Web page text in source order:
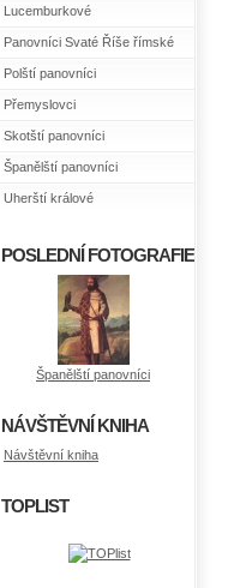
Lucemburkové
Panovníci Svaté Říše římské
Polští panovníci
Přemyslovci
Skotští panovníci
Španělští panovníci
Uherští králové
POSLEDNÍ FOTOGRAFIE
Španělští panovníci
NÁVŠTĚVNÍ KNIHA
Návštěvní kniha
TOPLIST